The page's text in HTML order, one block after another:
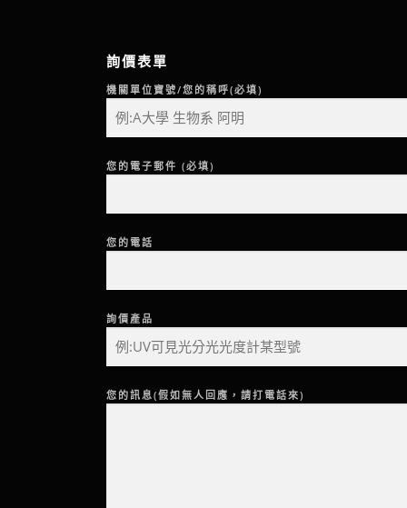
詢價表單
機關單位寶號/您的稱呼(必填)
您的電子郵件 (必填)
您的電話
詢價產品
您的訊息(假如無人回應，請打電話來)